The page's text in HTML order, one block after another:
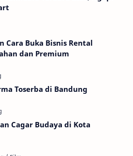
Cara Buka Bisnis Rental
dan Premium
Toserba di Bandung
Cagar Budaya di Kota